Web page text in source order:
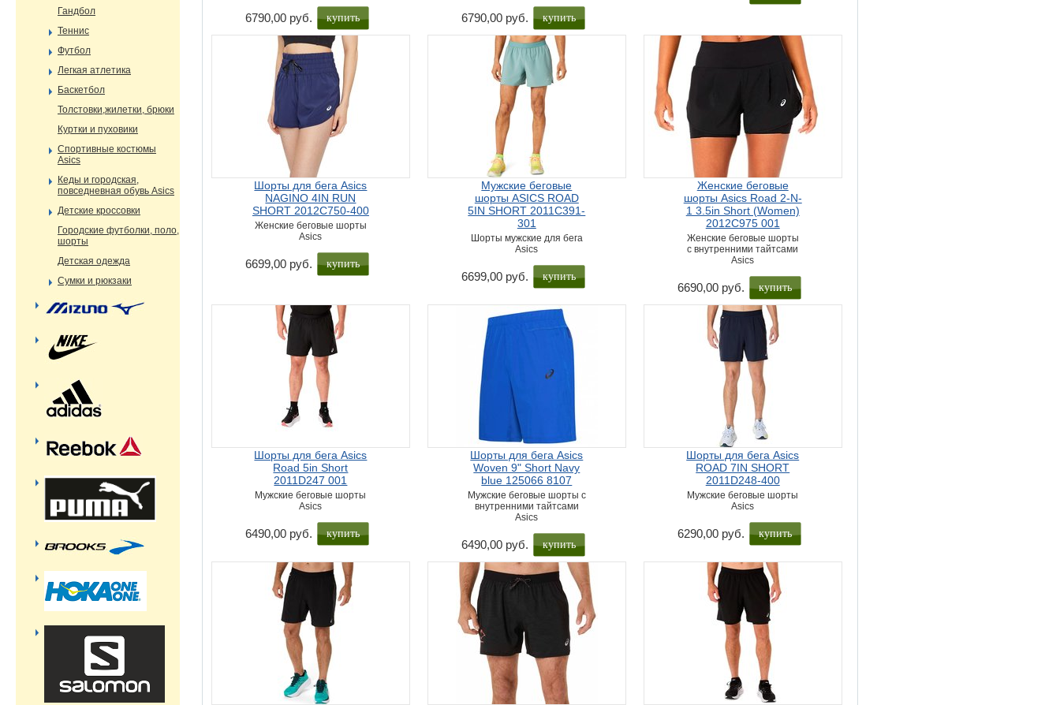
6790,00 руб. купить 6790,00 руб. купить
Шорты для бега Asics
NAGINO 4IN RUN
SHORT 2012C750-400
Женские беговые шорты
Asics
6699,00 руб. купить
Мужские беговые
шорты ASICS ROAD
5IN SHORT 2011C391-
301
Шорты мужские для бега
Asics
6699,00 руб. купить
Женские беговые
шорты Asics Road 2-N-
1 3.5in Short (Women)
2012C975 001
Женские беговые шорты
с внутренними тайтсами
Asics
6690,00 руб. купить
Шорты для бега Asics
Road 5in Short
2011D247 001
Мужские беговые шорты
Asics
6490,00 руб. купить
Шорты для бега Asics
Woven 9" Short Navy
blue 125066 8107
Мужские беговые шорты с
внутренними тайтсами
Asics
6490,00 руб. купить
Шорты для бега Asics
ROAD 7IN SHORT
2011D248-400
Мужские беговые шорты
Asics
6290,00 руб. купить
Гандбол
Теннис
Футбол
Легкая атлетика
Баскетбол
Толстовки,жилетки, брюки
Куртки и пуховики
Спортивные костюмы
Asics
Кеды и городская,
повседневная обувь Asics
Детские кроссовки
Городские футболки, поло,
шорты
Детская одежда
Сумки и рюкзаки